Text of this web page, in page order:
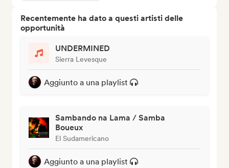
Recentemente ha dato a questi artisti delle
opportunità
UNDERMINED
Sierra Levesque
Aggiunto a una playlist
Sambando na Lama / Samba
Boueux
El Sudamericano
Aggiunto a una playlist